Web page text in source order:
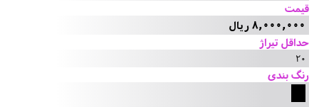
قیمت
8,000,000 ریال
حداقل تیراژ
20
رنگ بندی